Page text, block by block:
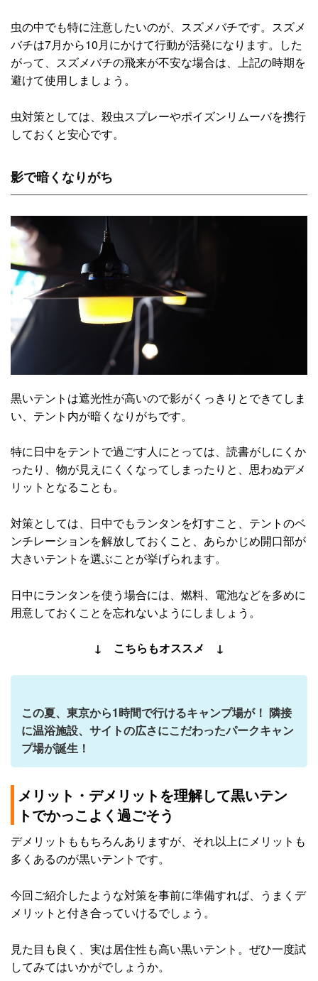
虫の中でも特に注意したいのが、スズメバチです。スズメ
バチは7月から10月にかけて行動が活発になります。した
がって、スズメバチの飛来が不安な場合は、上記の時期を
避けて使用しましょう。
虫対策としては、殺虫スプレーやポイズンリムーバを携行
しておくと安心です。
影で暗くなりがち
黒いテントは遮光性が高いので影がくっきりとできてしま
い、テント内が暗くなりがちです。
特に日中をテントで過ごす人にとっては、読書がしにくか
ったり、物が見えにくくなってしまったりと、思わぬデメ
リットとなることも。
対策としては、日中でもランタンを灯すこと、テントのベ
ンチレーションを解放しておくこと、あらかじめ開口部が
大きいテントを選ぶことが挙げられます。
日中にランタンを使う場合には、燃料、電池などを多めに
用意しておくことを忘れないようにしましょう。
↓ こちらもオススメ ↓
この夏、東京から1時間で行けるキャンプ場が！ 隣接
に温浴施設、サイトの広さにこだわったパークキャン
プ場が誕生！
メリット・デメリットを理解して黒いテン
トでかっこよく過ごそう
デメリットももちろんありますが、それ以上にメリットも
多くあるのが黒いテントです。
今回ご紹介したような対策を事前に準備すれば、うまくデ
メリットと付き合っていけるでしょう。
見た目も良く、実は居住性も高い黒いテント。ぜひ一度試
してみてはいかがでしょうか。